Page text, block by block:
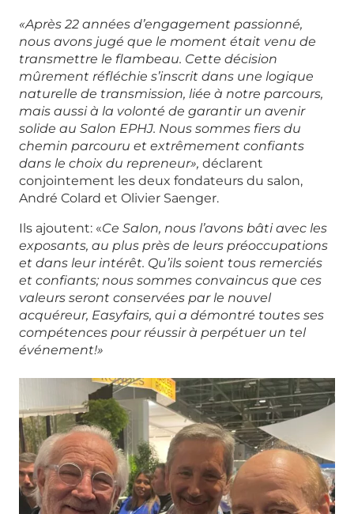
«Après 22 années d’engagement passionné,
nous avons jugé que le moment était venu de
transmettre le flambeau. Cette décision
mûrement réfléchie s’inscrit dans une logique
naturelle de transmission, liée à notre parcours,
mais aussi à la volonté de garantir un avenir
solide au Salon EPHJ. Nous sommes fiers du
chemin parcouru et extrêmement confiants
dans le choix du repreneur», déclarent
conjointement les deux fondateurs du salon,
André Colard et Olivier Saenger.
Ils ajoutent: «Ce Salon, nous l’avons bâti avec les
exposants, au plus près de leurs préoccupations
et dans leur intérêt. Qu’ils soient tous remerciés
et confiants; nous sommes convaincus que ces
valeurs seront conservées par le nouvel
acquéreur, Easyfairs, qui a démontré toutes ses
compétences pour réussir à perpétuer un tel
événement!»